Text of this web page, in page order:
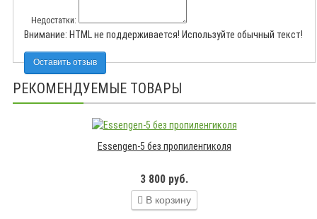
Недостатки:
Внимание: HTML не поддерживается! Используйте обычный текст!
Оставить отзыв
РЕКОМЕНДУЕМЫЕ ТОВАРЫ
Essengen-5 без пропиленгиколя
3 800 руб.
В корзину